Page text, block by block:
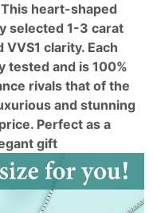
heart-shaped
selected 1-3 carat
clarity. Each
tested and is 100%
rivals that of the
and stunning
Perfect as a
gift